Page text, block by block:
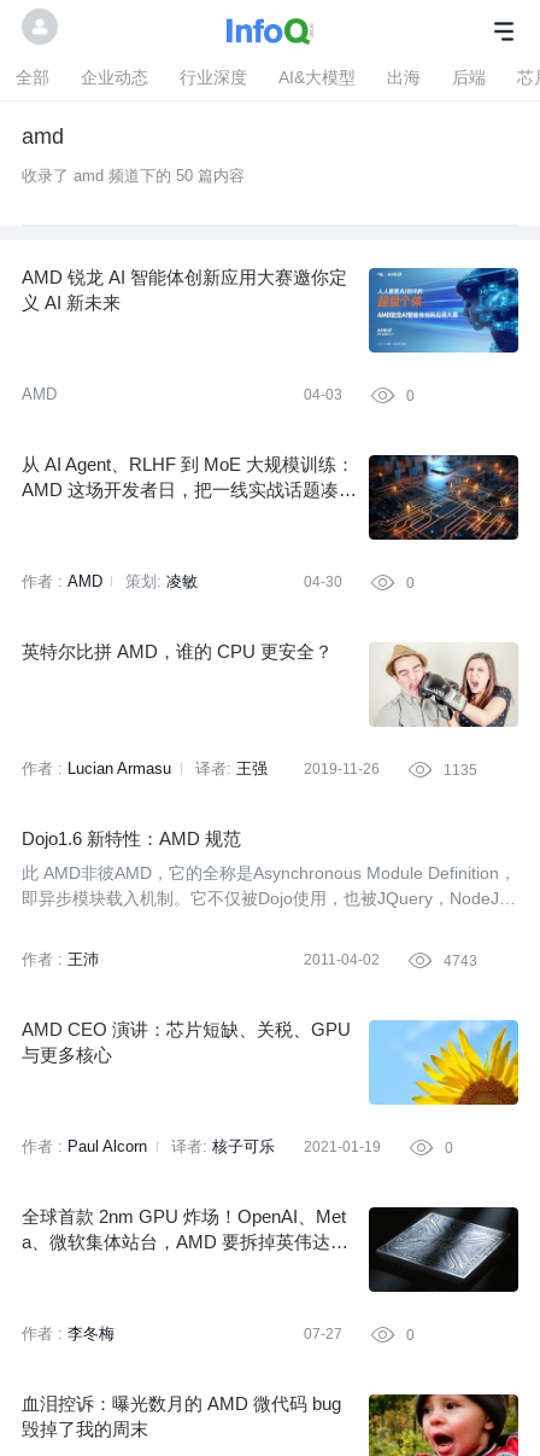
全部 企业动态 行业深度 AI&大模型 出海 后端 芯
amd
收录了 amd 频道下的 50 篇内容
AMD 锐龙 AI 智能体创新应用大赛邀你定
义 AI 新未来
AMD 04-03  0
从 AI Agent、RLHF 到 MoE 大规模训练：
AMD 这场开发者日，把一线实战话题凑齐
作者 : AMD 策划: 凌敏 04-30  0
英特尔比拼 AMD，谁的 CPU 更安全？
作者 : Lucian Armasu 译者: 王强
2019-11-26  1135
Dojo1.6 新特性：AMD 规范
此 AMD非彼AMD，它的全称是Asynchronous Module Definition，
即异步模块载入机制。它不仅被Dojo使用，也被JQuery，NodeJS
到其他框架的认可？它具有什么样的特性和优势？本文就将详细介
绍AMD的特性和使用场景，最后将介绍AMD在Dojo中的使用和注
作者 : 王沛 2011-04-02  4743
AMD CEO 演讲：芯片短缺、关税、GPU
与更多核心
作者 : Paul Alcorn 译者: 核子可乐
2021-01-19  0
全球首款 2nm GPU 炸场！OpenAI、Met
a、微软集体站台，AMD 要拆掉英伟达护
作者 : 李冬梅 07-27  0
血泪控诉：曝光数月的 AMD 微代码 bug
毁掉了我的周末